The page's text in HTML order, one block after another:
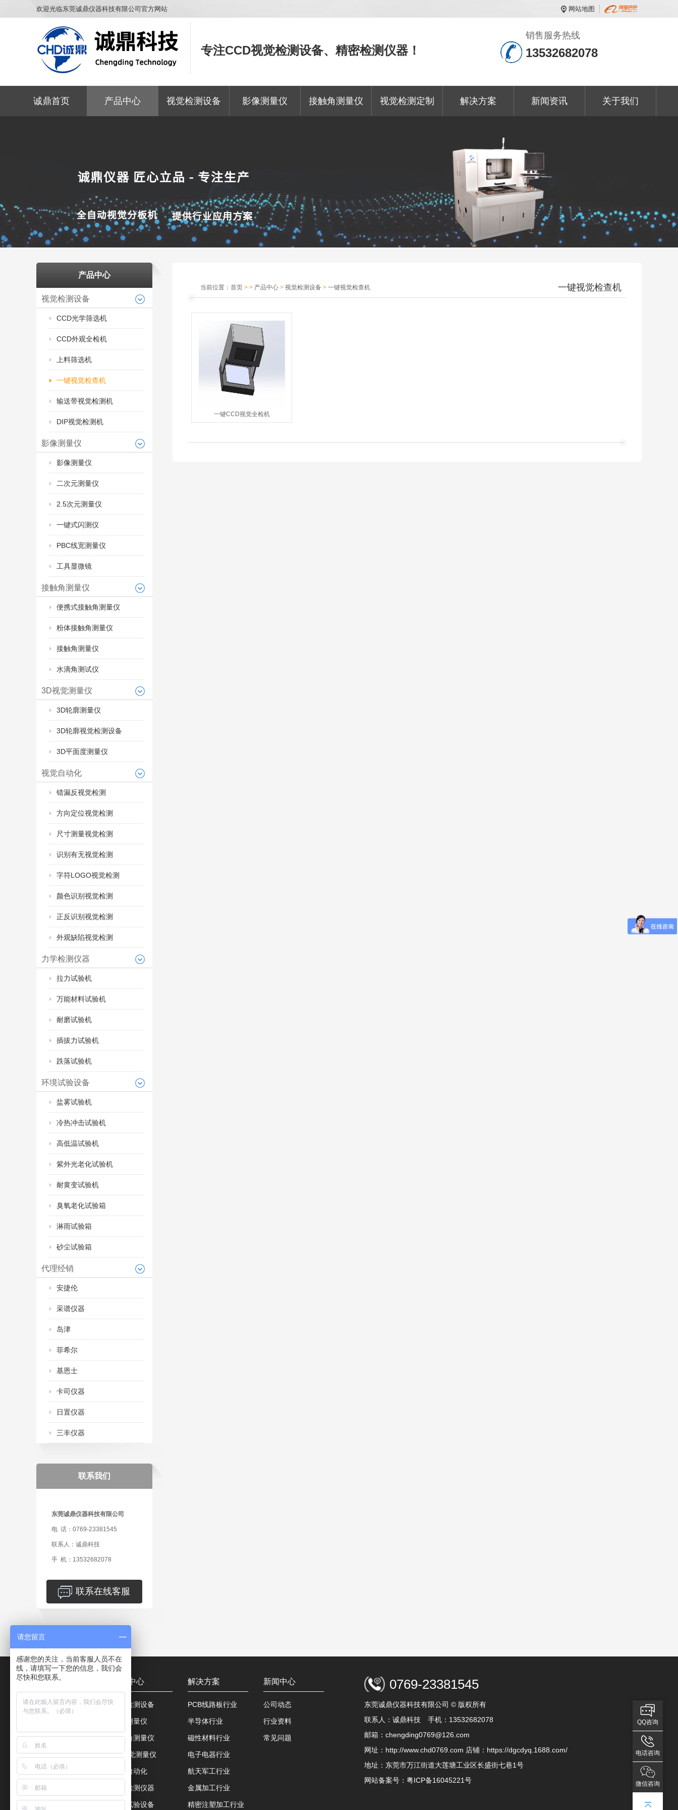
欢迎光临东莞诚鼎仪器科技有限公司官方网站 网站地图
专注CCD视觉检测设备、精密检测仪器！
销售服务热线
13532682078
诚鼎首页 产品中心 视觉检测设备 影像测量仪 接触角测量仪 视觉检测定制 解决方案 新闻资讯 关于我们
产品中心
视觉检测设备
CCD光学筛选机
CCD外观全检机
上料筛选机
一键视觉检查机
输送带视觉检测机
DIP视觉检测机
影像测量仪
影像测量仪
二次元测量仪
2.5次元测量仪
一键式闪测仪
PBC线宽测量仪
工具显微镜
接触角测量仪
便携式接触角测量仪
粉体接触角测量仪
接触角测量仪
水滴角测试仪
3D视觉测量仪
3D轮廓测量仪
3D轮廓视觉检测设备
3D平面度测量仪
视觉自动化
错漏反视觉检测
方向定位视觉检测
尺寸测量视觉检测
识别有无视觉检测
字符LOGO视觉检测
颜色识别视觉检测
正反识别视觉检测
外观缺陷视觉检测
力学检测仪器
拉力试验机
万能材料试验机
耐磨试验机
插拔力试验机
跌落试验机
环境试验设备
盐雾试验机
冷热冲击试验机
高低温试验机
紫外光老化试验机
耐黄变试验机
臭氧老化试验箱
淋雨试验箱
砂尘试验箱
代理经销
安捷伦
采谱仪器
岛津
菲希尔
基恩士
卡司仪器
日置仪器
三丰仪器
联系我们
东莞诚鼎仪器科技有限公司
电 话：0769-23381545
联系人：诚鼎科技
手 机：13532682078
联系在线客服
当前位置： 首页 > > 产品中心 > 视觉检测设备 > 一键视觉检查机 一键视觉检查机
一键CCD视觉全检机
QQ咨询
电话咨询
微信咨询
关于我们
公司简介
服务客户
联系方式
产品中心
视觉检测设备
影像测量仪
接触角测量仪
3D视觉测量仪
视觉自动化
力学检测仪器
环境试验设备
解决方案
PCB线路板行业
半导体行业
磁性材料行业
电子电器行业
航天军工行业
金属加工行业
精密注塑加工行业
新闻中心
公司动态
行业资料
常见问题
0769-23381545
东莞诚鼎仪器科技有限公司 © 版权所有
联系人：诚鼎科技 手机：13532682078
邮箱：chengding0769@126.com
网址：http://www.chd0769.com 店铺：https://dgcdyq.1688.com/
地址：东莞市万江街道大莲塘工业区长盛街七巷1号
网站备案号： 粤ICP备16045221号
请您留言
感谢您的关注，当前客服人员不在
线，请填写一下您的信息，我们会
尽快和您联系。